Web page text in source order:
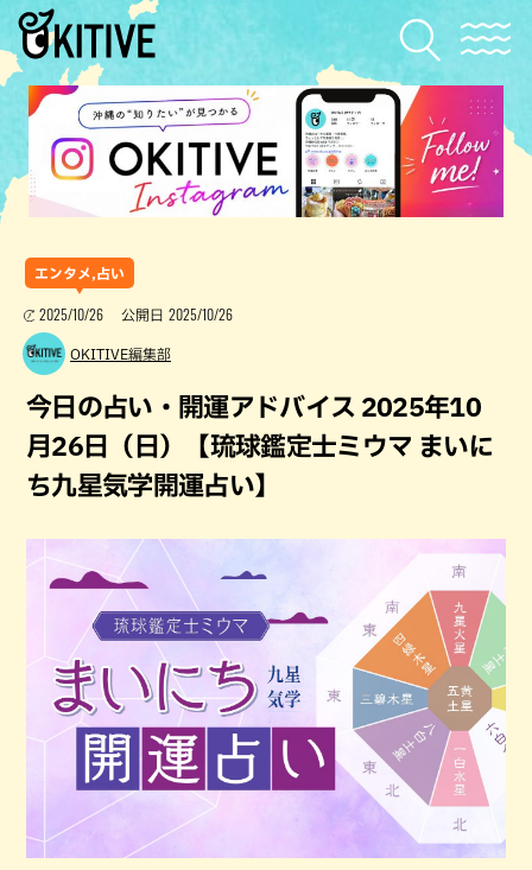
エンタメ,占い
2025/10/26 公開日 2025/10/26
OKITIVE編集部
今日の占い・開運アドバイス 2025年10
月26日（日）【琉球鑑定士ミウマ まいに
ち九星気学開運占い】